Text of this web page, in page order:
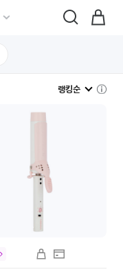
랭킹순